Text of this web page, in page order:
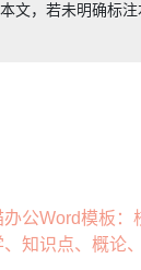
文，若未明确标